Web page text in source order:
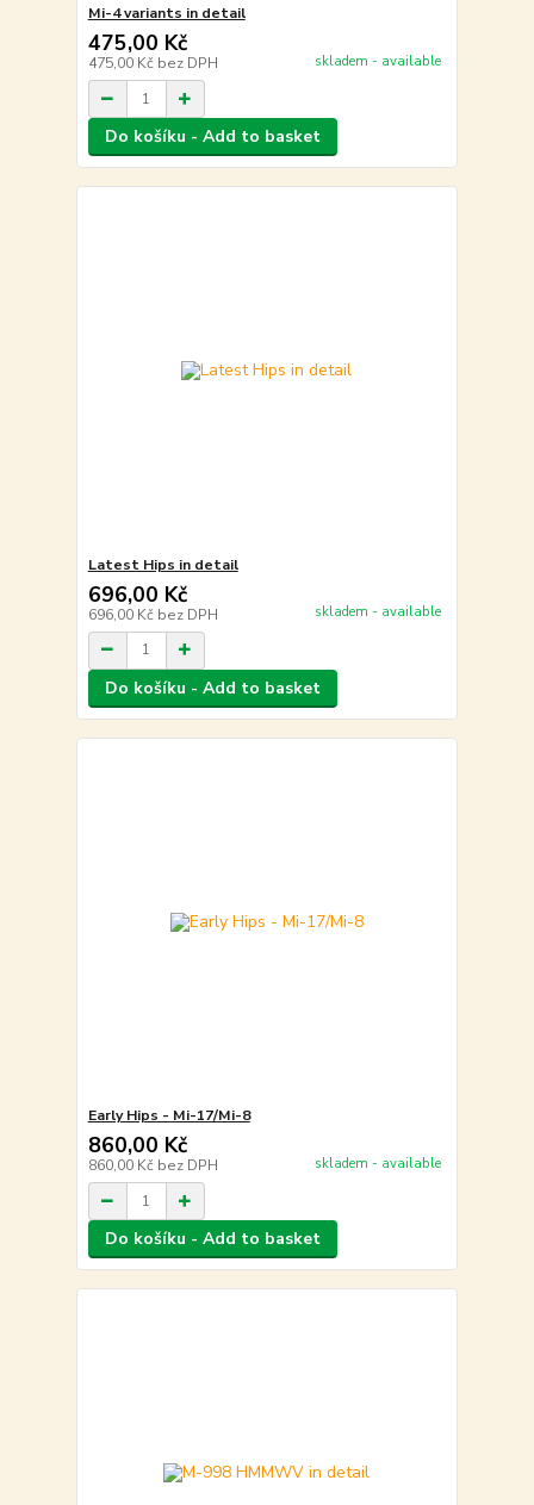
Mi-4 variants in detail
475,00 Kč
475,00 Kč bez DPH skladem - available
Do košíku - Add to basket
Latest Hips in detail
696,00 Kč
696,00 Kč bez DPH skladem - available
Do košíku - Add to basket
Early Hips - Mi-17/Mi-8
860,00 Kč
860,00 Kč bez DPH skladem - available
Do košíku - Add to basket